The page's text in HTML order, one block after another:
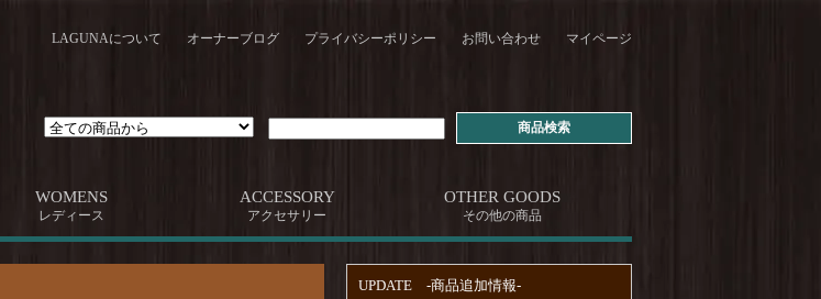
LAGUNAについて
オーナーブログ プライバシーポリシー お問い合わせ マイページ
WOMENS
レディース
ACCESSORY
アクセサリー
OTHER GOODS
その他の商品
UPDATE -商品追加情報-